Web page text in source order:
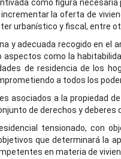
como figura
la oferta de
urbanístico y fiscal, entre
y adecuada recogido en
como la
de residencia de los
a todos los
asociados a la propiedad
de derechos y
tensionado, con
que determinará la
en materia de